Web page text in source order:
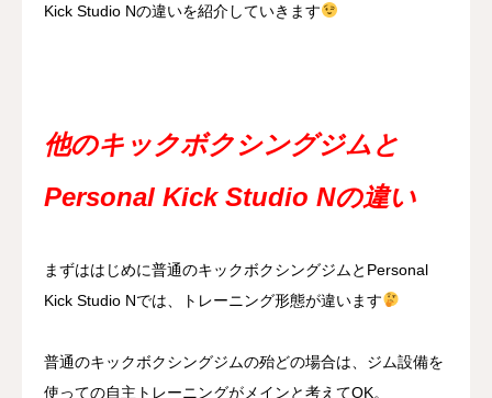
Kick Studio Nの違いを紹介していきます
他のキックボクシングジムと
Personal Kick Studio Nの違い
まずははじめに普通のキックボクシングジムとPersonal
Kick Studio Nでは、トレーニング形態が違います
普通のキックボクシングジムの殆どの場合は、ジム設備を
使っての自主トレーニングがメインと考えてOK。